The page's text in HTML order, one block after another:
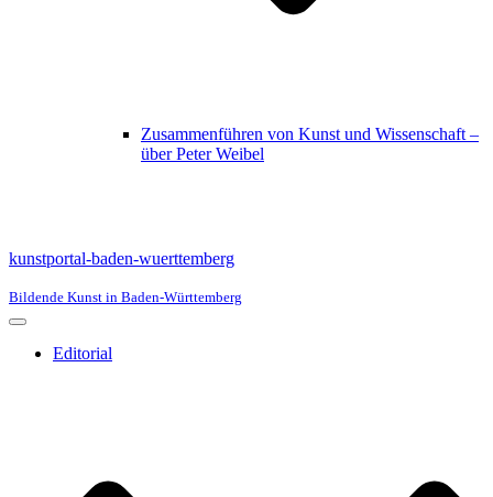
Zusammenführen von Kunst und Wissenschaft –
über Peter Weibel
kunstportal-baden-wuerttemberg
Bildende Kunst in Baden-Württemberg
Navigationsmenü
Editorial